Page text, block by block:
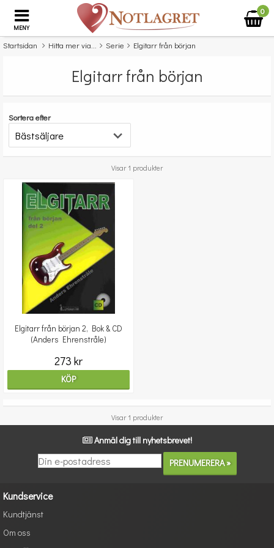
MENY
0
Startsidan Hitta mer via... Serie Elgitarr från början
Elgitarr från början
Sortera efter
Visar 1 produkter
Elgitarr från början 2, Bok & CD
(Anders Ehrenstråle)
273 kr
KÖP
Visar 1 produkter
Anmäl dig till nyhetsbrevet!
Kundservice
Kundtjänst
Om oss